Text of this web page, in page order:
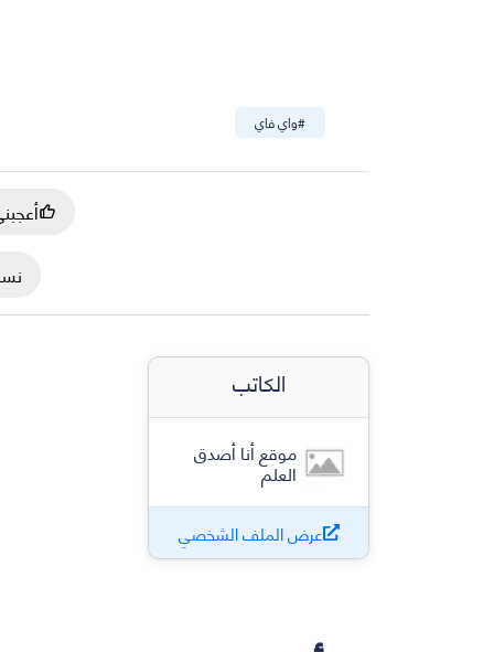
#واي فاي
الكاتب
موقع أنا أصدق
العلم
عرض الملف الشخصي